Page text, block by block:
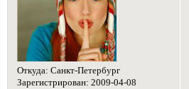
Откуда: Санкт-Петербург
Зарегистрирован: 2009-04-08